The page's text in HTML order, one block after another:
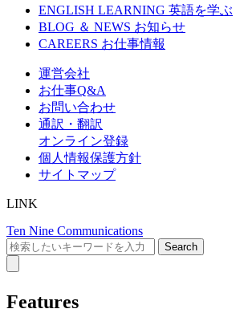
ENGLISH LEARNING 英語を学ぶ
BLOG ＆ NEWS お知らせ
CAREERS お仕事情報
運営会社
お仕事Q&A
お問い合わせ
通訳・翻訳
オンライン登録
個人情報保護方針
サイトマップ
LINK
Ten Nine Communications
Features